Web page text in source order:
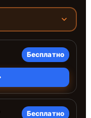
Бесплатно
Бесплатно